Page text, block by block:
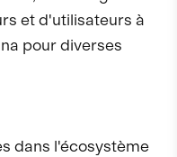
et d'utilisateurs à
pour diverses
dans l'écosystème